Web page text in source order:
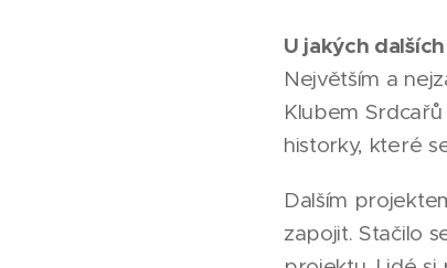
U jakých
Největším a
Klubem
historky, které
Dalším
zapojit. Stačilo